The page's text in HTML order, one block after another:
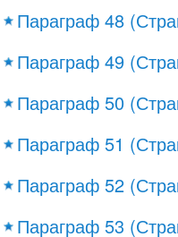
Параграф 48
Параграф 49
Параграф 50
Параграф 51
Параграф 52
Параграф 53